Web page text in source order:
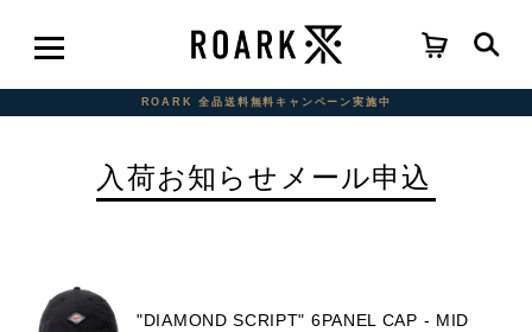
ROARK 全品送料無料キャンペーン実施中
入荷お知らせメール申込
"DIAMOND SCRIPT" 6PANEL CAP - MID